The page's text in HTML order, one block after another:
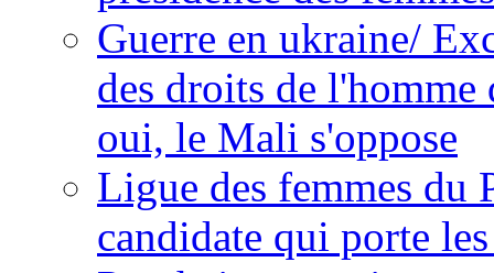
Guerre en ukraine/
des droits de
oui, le Mali s'oppose
Ligue des femmes du
candidate qui porte